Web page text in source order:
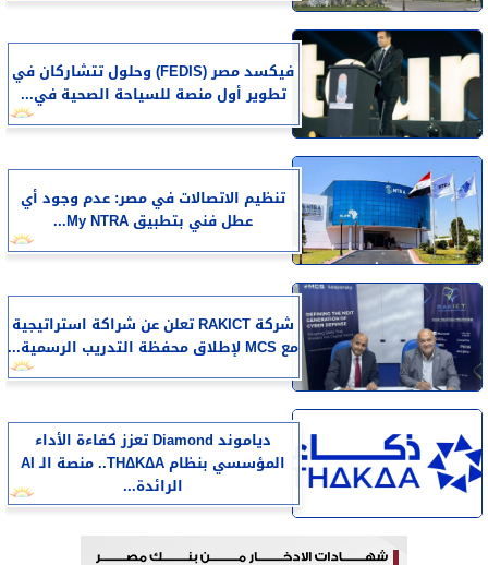
فيكسد مصر (FEDIS) وحلول تتشاركان في
تطوير أول منصة للسياحة الصحية في...
تنظيم الاتصالات في مصر: عدم وجود أي
عطل فني بتطبيق My NTRA...
شركة RAKICT تعلن عن شراكة استراتيجية
مع MCS لإطلاق محفظة التدريب الرسمية...
دياموند Diamond تعزز كفاءة الأداء
المؤسسي بنظام THΔKΔA.. منصة الـ AI
الرائدة...